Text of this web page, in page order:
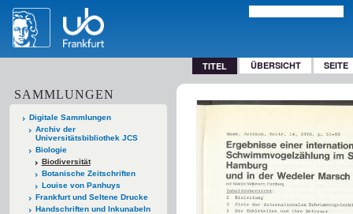
TITEL ÜBERSICHT SEITE
SAMMLUNGEN
Digitale Sammlungen
Archiv der
Universitätsbibliothek JCS
Biologie
Biodiversität
Botanische Zeitschriften
Louise von Panhuys
Frankfurt und Seltene Drucke
Handschriften und Inkunabeln